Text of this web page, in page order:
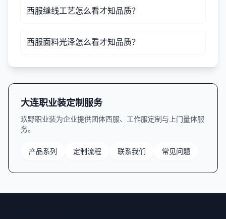
西服缝线工艺怎么看才知品质？
西服面料光泽怎么看才知品质？
大连职业装定制服务
玖野职业装为企业提供团体西服、工作服定制与上门量体服
务。
产品系列 定制流程 联系我们 常见问题